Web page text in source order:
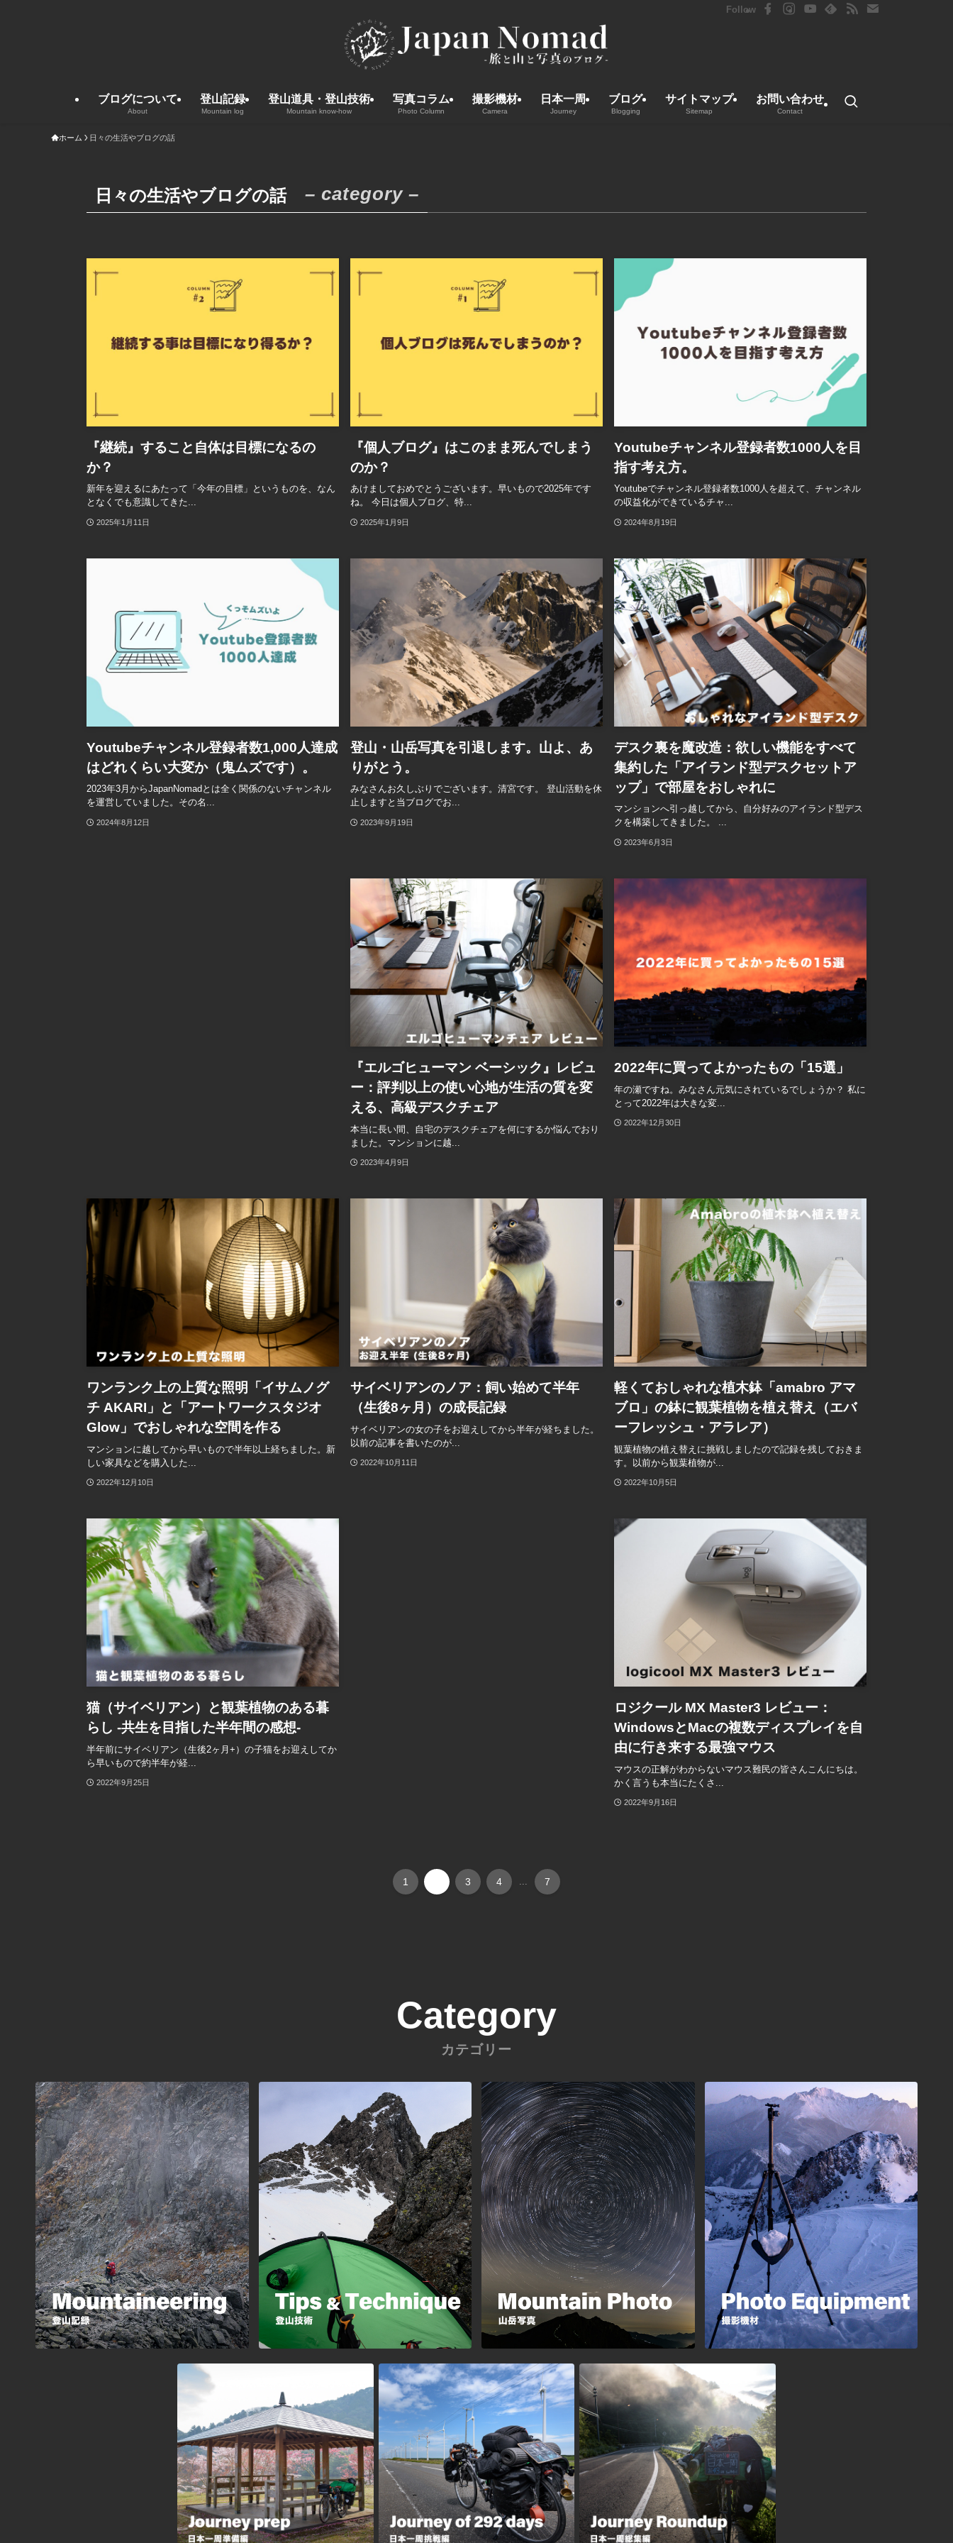
ブログについて
About
登山記録
Mountain log
登山道具・登山技術
Mountain know-how
写真コラム
Photo Column
撮影機材
Camera
日本一周
Journey
ブログ
Blogging
サイトマップ
Sitemap
お問い合わせ
Contact
ホーム 日々の生活やブログの話
日々の生活やブログの話 – category –
『継続』すること自体は目標になるの
か？
新年を迎えるにあたって「今年の目標」というものを、なん
となくでも意識してきた...
2025年1月11日
『個人ブログ』はこのまま死んでしまう
のか？
あけましておめでとうございます。早いもので2025年です
ね。 今日は個人ブログ、特...
2025年1月9日
Youtubeチャンネル登録者数1000人を目
指す考え方。
Youtubeでチャンネル登録者数1000人を超えて、チャンネル
の収益化ができているチャ...
2024年8月19日
Youtubeチャンネル登録者数1,000人達成
はどれくらい大変か（鬼ムズです）。
2023年3月からJapanNomadとは全く関係のないチャンネル
を運営していました。その名...
2024年8月12日
登山・山岳写真を引退します。山よ、あ
りがとう。
みなさんお久しぶりでございます。清宮です。 登山活動を休
止しますと当ブログでお...
2023年9月19日
デスク裏を魔改造：欲しい機能をすべて
集約した「アイランド型デスクセットア
ップ」で部屋をおしゃれに
マンションへ引っ越してから、自分好みのアイランド型デス
クを構築してきました。 ...
2023年6月3日
『エルゴヒューマン ベーシック』レビュ
ー：評判以上の使い心地が生活の質を変
える、高級デスクチェア
本当に長い間、自宅のデスクチェアを何にするか悩んでおり
ました。マンションに越...
2023年4月9日
2022年に買ってよかったもの「15選」
年の瀬ですね。みなさん元気にされているでしょうか？ 私に
とって2022年は大きな変...
2022年12月30日
ワンランク上の上質な照明「イサムノグ
チ AKARI」と「アートワークスタジオ
Glow」でおしゃれな空間を作る
マンションに越してから早いもので半年以上経ちました。新
しい家具などを購入した...
2022年12月10日
サイベリアンのノア：飼い始めて半年
（生後8ヶ月）の成長記録
サイベリアンの女の子をお迎えしてから半年が経ちました。
以前の記事を書いたのが...
2022年10月11日
軽くておしゃれな植木鉢「amabro アマ
ブロ」の鉢に観葉植物を植え替え（エバ
ーフレッシュ・アラレア）
観葉植物の植え替えに挑戦しましたので記録を残しておきま
す。以前から観葉植物が...
2022年10月5日
猫（サイベリアン）と観葉植物のある暮
らし -共生を目指した半年間の感想-
半年前にサイベリアン（生後2ヶ月+）の子猫をお迎えしてか
ら早いもので約半年が経...
2022年9月25日
ロジクール MX Master3 レビュー：
WindowsとMacの複数ディスプレイを自
由に行き来する最強マウス
マウスの正解がわからないマウス難民の皆さんこんにちは。
かく言うも本当にたくさ...
2022年9月16日
1 3 4 7
Category
カテゴリー